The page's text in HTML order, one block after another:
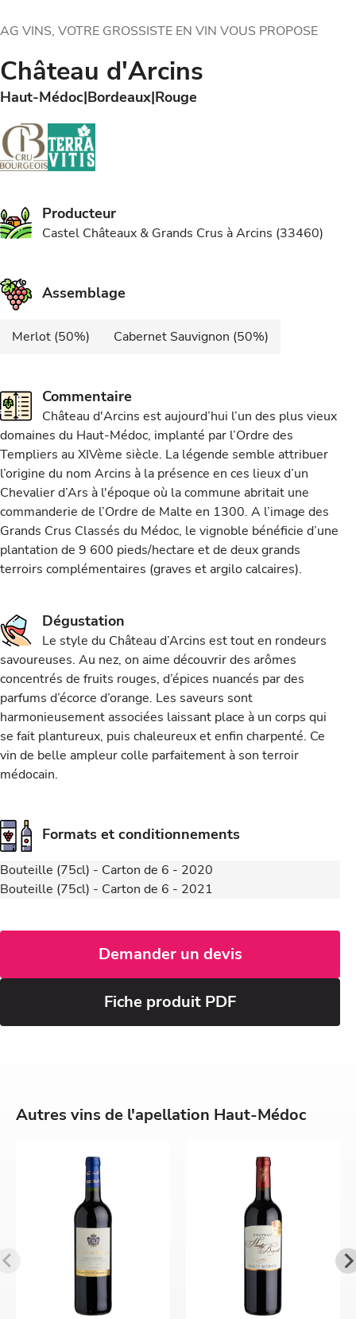
AG VINS, VOTRE GROSSISTE EN VIN VOUS PROPOSE
Château d'Arcins
Haut-Médoc Bordeaux Rouge
Producteur
Castel Châteaux & Grands Crus à Arcins (33460)
Assemblage
Merlot (50%) Cabernet Sauvignon (50%)
Commentaire
Château d'Arcins est aujourd’hui l’un des plus vieux
domaines du Haut-Médoc, implanté par l’Ordre des
Templiers au XIVème siècle. La légende semble attribuer
l’origine du nom Arcins à la présence en ces lieux d’un
Chevalier d’Ars à l'époque où la commune abritait une
commanderie de l’Ordre de Malte en 1300. A l’image des
Grands Crus Classés du Médoc, le vignoble bénéficie d’une
plantation de 9 600 pieds/hectare et de deux grands
terroirs complémentaires (graves et argilo calcaires).
Dégustation
Le style du Château d’Arcins est tout en rondeurs
savoureuses. Au nez, on aime découvrir des arômes
concentrés de fruits rouges, d’épices nuancés par des
parfums d’écorce d’orange. Les saveurs sont
harmonieusement associées laissant place à un corps qui
se fait plantureux, puis chaleureux et enfin charpenté. Ce
vin de belle ampleur colle parfaitement à son terroir
médocain.
Formats et conditionnements
Bouteille (75cl) - Carton de 6 - 2020
Bouteille (75cl) - Carton de 6 - 2021
Demander un devis
Fiche produit PDF
Autres vins de l'apellation Haut-Médoc